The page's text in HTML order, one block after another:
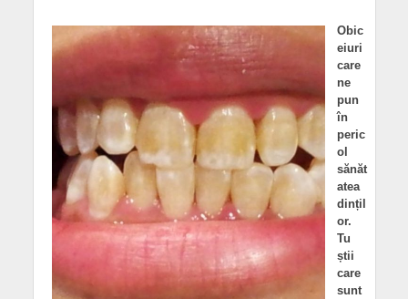
Obic
eiuri
care
ne
pun
în
peric
ol
sănăt
atea
dințil
or.
Tu
știi
care
sunt